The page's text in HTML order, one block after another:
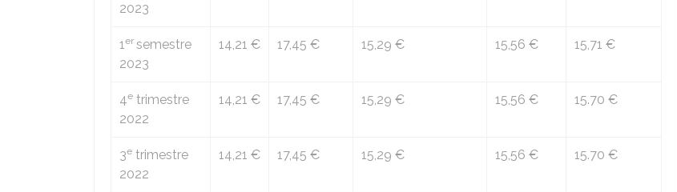
2023
1er semestre
2023
14,21 € 17,45 € 15,29 € 15,56 € 15,71 €
4e trimestre
2022
14,21 € 17,45 € 15,29 € 15,56 € 15.70 €
3e trimestre
2022
14,21 € 17,45 € 15,29 € 15,56 € 15.70 €